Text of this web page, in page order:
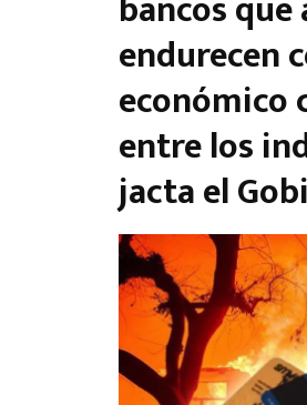
endurecen
económico
entre los
jacta el